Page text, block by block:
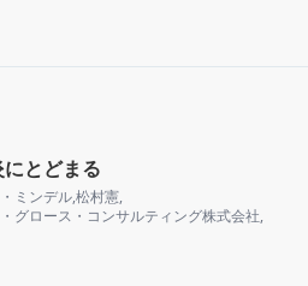
とどまる
ミンデル,松村憲,
グロース・コンサルティング株式会社,